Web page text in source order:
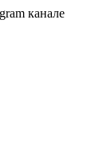
канале